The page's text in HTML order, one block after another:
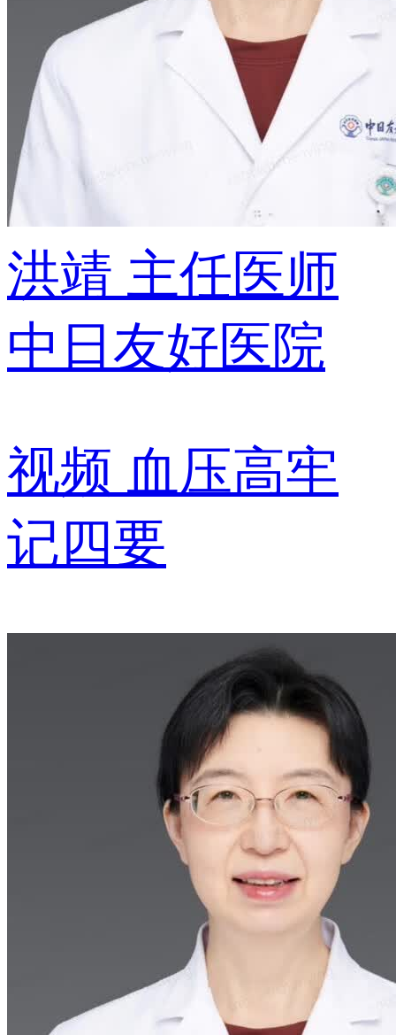
洪靖 主任医师
中日友好医院
视频 血压高牢
记四要